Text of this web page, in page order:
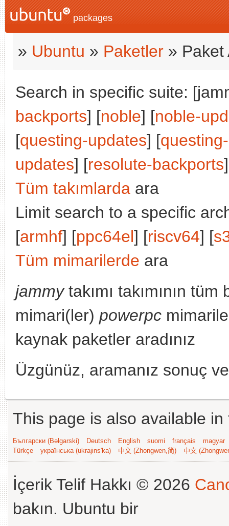
packages
» Ubuntu » Paketler » Paket
Search in specific suite:
backports] [noble] [noble-
[questing-updates] [
updates] [resolute-backports
Tüm takımlarda ara
Limit search to a specific
[armhf] [ppc64el] [riscv64] [
Tüm mimarilerde ara
jammytakımı takımının
mimari(ler) powerpc
kaynak paketler aradınız
Üzgünüz, aramanız sonuç
This page is also available
Български (Bəlgarski) Deutsch English suomi français
magyar
Türkçe
українська (ukrajins'ka) 中文 (Zhongwen,简) 中文
İçerik Telif Hakkı © 2026
bakın. Ubuntu bir